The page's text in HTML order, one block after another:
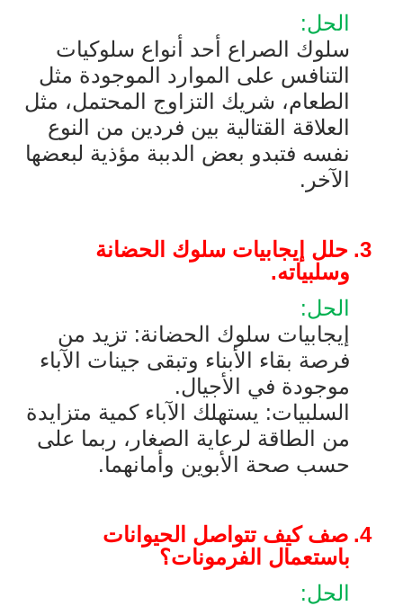
الحل:
سلوك الصراع أحد أنواع سلوكيات
التنافس على الموارد الموجودة مثل
الطعام، شريك التزاوج المحتمل، مثل
العلاقة القتالية بين فردين من النوع
نفسه فتبدو بعض الدببة مؤذية لبعضها
الآخر.
3. حلل إيجابيات سلوك الحضانة
وسلبياته.
الحل:
إيجابيات سلوك الحضانة: تزيد من
فرصة بقاء الأبناء وتبقى جينات الآباء
موجودة في الأجيال.
السلبيات: يستهلك الآباء كمية متزايدة
من الطاقة لرعاية الصغار، ربما على
حسب صحة الأبوين وأمانهما.
4. صف كيف تتواصل الحيوانات
باستعمال الفرمونات؟
الحل: